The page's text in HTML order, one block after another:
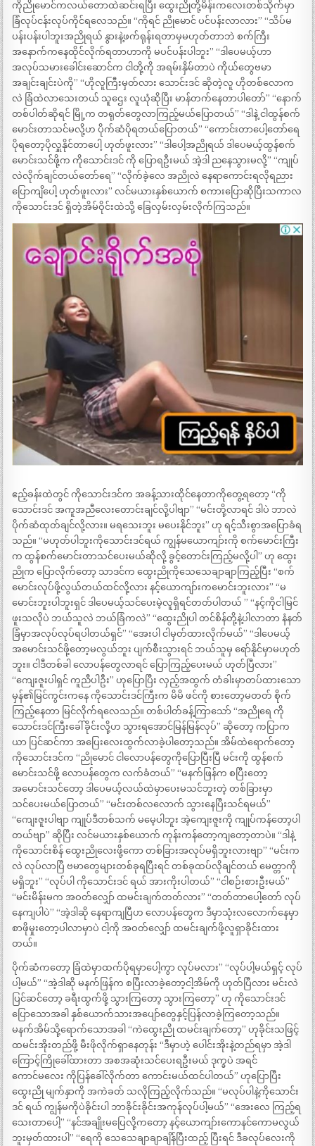
ကိုညိုမောင်ကလယ်တောထဲဆင်းရပြီး ထွေးညိုတို့မိန်းကလေးတစ်သိုက်မှာ
ခြံလုပ်ငန်းလုပ်ကိုင်ရလေသည်။ “ကိုရင် ညိုမောင် ပင်ပန်းလာလား” “သိပ်မ
ပန်းပန်းပါဘူးအညိုရယ် နွားနဲ့ဖက်ရုန်းရတာမှမဟုတ်တာဘဲ စက်ကြီး
အနောက်ကနေထိုင်လိုက်ရတာဟာကို မပင်ပန်းပါဘူး” “ဒါပေမယ့်ဟာ
အလုပ်သမားခေါင်းဆောင်က ငါတို့ကို အရမ်းနှိမ်တာပဲ ကိုယ်တွေဗမာ
အချင်းချင်းပဲကို” “ဟိုလူကြီးမှတ်လား သောင်းဒင် ဆိုတဲ့လူ ဟိုတစ်လောက
လဲ ခြံထဲလာသေးတယ် သူဌေး လူယုံဆိုပြီး မာန်တက်နေတာပါတော်” “နောက်
တစ်ပါတ်ဆိုရင် မြို့က တရုတ်တွေလာကြည့်မယ်ပြောတယ်” “ဒါနဲ့ ငါထွန်စက်
မောင်းတာသင်မလို့ဟ ပိုက်ဆံပိုရတယ်ပြောတယ်” “ကောင်းတာပေါ့တော်ရေ
ပိုရတော့ပိုလှူနိုင်တာပေါ့ ဟုတ်ဖူးလား” “ဒါပေါ့အညိုရယ် ဒါပေမယ့်ထွန်စက်
မောင်းသင်ဖို့က ကိုသောင်းဒင် ကို ပြောရဦးမယ် အဲ့ဒါ ညနေသွားမလို့” “ကျုပ်
လဲလိုက်ချင်တယ်တော်ရေ” “လိုက်ခဲ့လေ အညိုလဲ နေရာကောင်းရလိုရညား
ပြောကျိပေါ့ ဟုတ်ဖူးလား” လင်မယားနှစ်ယောက် စကားပြောဆိုပြီးသကာလ
ကိုသောင်းဒင် ရှိတဲ့အိမ်ဝိုင်းထဲသို့ ခြေလှမ်းလှမ်းလိုက်ကြသည်။
ဧည့်ခန်းထဲတွင် ကိုသောင်းဒင်က အခန့်သားထိုင်နေတာကိုတွေ့ရတော့ “ကို
သောင်းဒင် အကူအညီလေးတောင်းချင်လို့ပါဗျာ” “မင်းတို့လာရင် ဒါပဲ ဘာလဲ
ပိုက်ဆံထုတ်ချင်လို့လား။ မရသေးဘူး မပေးနိုင်ဘူး” ဟု ရင့်သီးစွာအပြောခံရ
သည်။ “မဟုတ်ပါဘူးကိုသောင်းဒင်ရယ် ကျွန်မယောကျာ်းကို စက်မောင်းကြီး
က ထွန်စက်မောင်းတာသင်ပေးမယ်ဆိုလို့ ခွင့်တောင်းကြည့်မလို့ပါ” ဟု ထွေး
ညိုက ပြောလိုက်တော့ သာဒင်က ထွေးညိုကိုသေသေချာချာကြည့်ပြီး “စက်
မောင်းလုပ်ဖို့လွယ်တယ်ထင်လို့လား နင့်ယောကျာ်းကမောင်းဘူးလား” “မ
မောင်းဘူးပါဘူးရှင် ဒါပေမယ့်သင်ပေးမဲ့လူရှိရင်တတ်ပါတယ် ” “နင့်ကိုငါမြင်
ဖူးသလိုပဲ ဘယ်သူလဲ ဘယ်ခြံကလဲ” “ထွေးညိုပါ တင်စိန်တို့နဲ့ပါလာတာ နံနတ်
ခြံမှာအလုပ်လုပ်ရပါတယ်ရှင်” “အေးပါ ငါမှတ်ထားလိုက်မယ်” “ဒါပေမယ့်
အမောင်းသင်ဖို့တော့မလွယ်ဘူး ပျက်စီးသွားရင် ဘယ်သူမှ ရော်နိုင်မှာမဟုတ်
ဘူး။ ငါဒီတစ်ခါ လောပန်တွေလာရင် ပြောကြည့်ပေးမယ် ဟုတ်ပြီလား”
“ကျေးဇူးပါရှင် ကူညီပါဦး” ဟုပြောပြီး လှည့်အထွက် တံခါးမှာတပ်ထားသော
မှန်၏မြင်ကွင်းကနေ ကိုသောင်းဒင်ကြီးက မိမိ ဖင်ကို စားတော့မတတ် စိုက်
ကြည့်နေတာ မြင်လိုက်ရလေသည်။ တစ်ပါတ်ခန့်ကြာသော် “အညိုရေ ကို
သောင်းဒင်ကြီးခေါ်ခိုင်းလို့ဟ သွားရအောင်မြန်မြန်လုပ်” ဆိုတော့ ကပြာက
ယာ ပြင်ဆင်ကာ အပြေးလေးထွက်လာခဲ့ပါတော့သည်။ အိမ်ထဲရောက်တော့
ကိုသောင်းဒင်က “ညိုမောင် ငါလောပန်တွေကိုပြောပြီးပြီ မင်းကို ထွန်စက်
မောင်းသင်ဖို့ လောပန်တွေက လက်ခံတယ်” “မနက်ဖြန်က စပြီးတော့
အမောင်းသင်တော့ ဒါပေမယ့်လယ်ထဲမှာပေးမသင်ဘူးတဲ့ တစ်ခြားမှာ
သင်ပေးမယ်ပြောတယ်” “မင်းတစ်လလောက် သွားနေပြီးသင်ရမယ်”
“ကျေးဇူးပါဗျာ ကျုပ်ဒီတစ်သက် မမေ့ပါဘူး အဲ့ကျေးဇူးကို ကျုပ်ကန်တော့ပါ
တယ်ဗျာ” ဆိုပြီး လင်မယားနှစ်ယောက် ကုန်းကန်တော့ကျတော့တာပဲ။ “ဒါနဲ့
ကိုသောင်းစိန် ထွေးညိုလေးဖို့ကော တစ်ခြားအလုပ်မရှိဘူးလားဗျာ” “မင်းက
လဲ လုပ်လာပြီ ဗမာတွေများတစ်ခုရပြီးရင် တစ်ခုထပ်လိုချင်တယ် မေတ္တာကို
မရှိဘူး” “လုပ်ပါ ကိုသောင်းဒင် ရယ် အားကိုးပါတယ်” “ငါစဉ်းစားဦးမယ်”
“မင်းမိန်းမက အဝတ်လျှော် ထမင်းချက်တတ်လား” “တတ်တာပေါ့တော် လုပ်
နေကျပါပဲ” “အဲ့ဒါဆို နေရာကျပြီဟ လောပန်တွေက ဒီမှာသုံးလလောက်နေမှာ
စာဖိုမှုးတော့ပါလာမှာပဲ ငါ့ကို အဝတ်လျှော် ထမင်းချက်ဖို့လူရှာခိုင်းထား
တယ်။
ပိုက်ဆံကတော့ ခြံထဲမှာထက်ပိုရမှာပေါ့ကွာ လုပ်မလား” “လုပ်ပါ့မယ်ရှင့် လုပ်
ပါ့မယ်” “အဲ့ဒါဆို မနက်ဖြန်က စပြီးလာခဲ့တော့ငါ့အိမ်ကို ဟုတ်ပြီလား မင်းလဲ
ပြင်ဆင်တော့ ခရီးထွက်ဖို့ သွားကြတော့ သွားကြတော့” ဟု ကိုသောင်းဒင်
ပြောသောအခါ နှစ်ယောက်သားအပျော်တွေနှင့်ပြန်လာခဲ့ကြတော့သည်။
မနက်အိမ်သို့ရောက်သောအခါ “ကဲထွေးညို ထမင်းချက်တော့” ဟုခိုင်းသဖြင့်
ထမင်းအိုးတည်ဖို့ မီးဖိုလိုက်ရှာနေတုန်း “ဒီမှာဟဲ့ ပေါင်းအိုးနဲ့တည်ရမှာ အဲ့ဒါ
ကြောင့်ကြိုခေါ်ထားတာ အစအဆုံးသင်ပေးရဦးမယ် ဒုက္ခပဲ အရင်
ကောင်မလေး ကိုပြန်ခေါ်လိုက်တာ ကောင်းမယ်ထင်ပါတယ်” ဟုပြောပြီး
ထွေးညို မျက်နှာကို အကဲခတ် သလိုကြည့်လိုက်သည်။ “မလုပ်ပါနဲ့ကိုသောင်း
ဒင် ရယ် ကျွန်မကိုပဲခိုင်းပါ ဘာခိုင်းခိုင်းအကုန်လုပ်ပါ့မယ်” “အေးလေ ကြည့်ရ
သေးတာပေါ့” “နင်အချိုးမပြေလို့ကတော့ နင့်ယောကျာ်းကောနင်ကောမလွယ်
ဘူးမှတ်ထားပါ” “ရေကို သေသေချာချာချိန်ပြီးထည့် ပြီးရင် ဒီခလုပ်လေးကို